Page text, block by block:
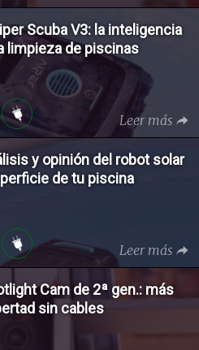
Scuba V3: la inteligencia
limpieza de piscinas
Leer más
y opinión del robot solar
de tu piscina
Leer más
Cam de 2ª gen.: más
sin cables